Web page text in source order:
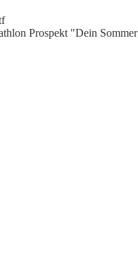
Prospekt "Dein Sommer